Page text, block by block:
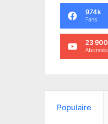
974k
Fans
23 900
Abonnés
Populaire